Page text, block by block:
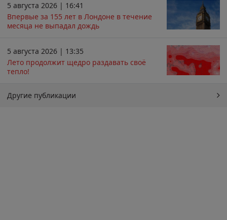
5 августа 2026 | 16:41
Впервые за 155 лет в Лондоне в течение
месяца не выпадал дождь
5 августа 2026 | 13:35
Лето продолжит щедро раздавать своё
тепло!
Другие публикации